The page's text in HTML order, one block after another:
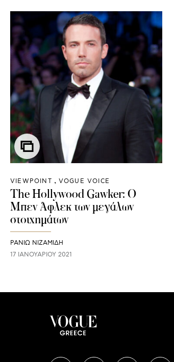
VIEWPOINT VOGUE VOICE
The Hollywood Gawker: Ο
Μπεν Άφλεκ των μεγάλων
στοιχημάτων
ΡΑΝΙΏ ΝΙΖΑΜΊΔΗ
17 ΙΑΝΟΥΑΡΊΟΥ 2021